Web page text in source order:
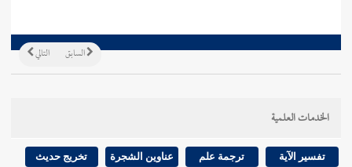
التالي السابق
الخدمات العلمية
تفسير الآية ترجمة علم عناوين الشجرة تخريج حديث